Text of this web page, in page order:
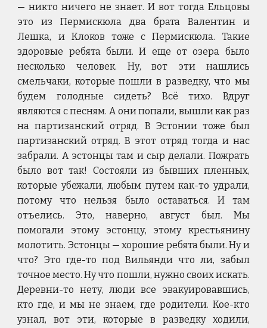
— никто ничего не знает. И вот тогда Ельцовы
это из Пермискюла два брата Валентин и
Лешка, и Клоков тоже с Пермискюла. Такие
здоровые ребята были. И еще от озера было
несколько человек. Ну, вот эти нашлись
смельчаки, которые пошли в разведку, что мы
будем голодные сидеть? Всё тихо. Вдруг
являются с песням. А они попали, вышли как раз
на партизанский отряд. В Эстонии тоже был
партизанский отряд. В этот отряд тогда и нас
забрали. А эстонцы там и сыр делали. Пожрать
было вот так! Состояли из бывших пленных,
которые убежали, любым путем как-то удрали,
потому что нельзя было оставаться. И там
отъелись. Это, наверно, август был. Мы
помогали этому эстонцу, этому крестьянину
молотить. Эстонцы — хорошие ребята были. Ну и
что? Это где-то под Вильянди что ли, забыл
точное место. Ну что пошли, нужно своих искать.
Деревни-то нету, люди все эвакуировавшись,
кто где, и мы не знаем, где родители. Кое-кто
узнал, вот эти, которые в разведку ходили,